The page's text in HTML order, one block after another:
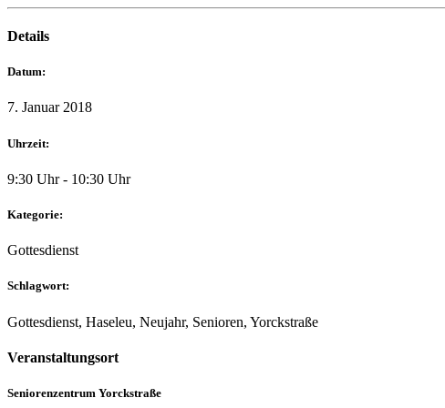
Details
Datum:
7. Januar 2018
Uhrzeit:
9:30 Uhr - 10:30 Uhr
Kategorie:
Gottesdienst
Schlagwort:
Gottesdienst, Haseleu, Neujahr, Senioren, Yorckstraße
Veranstaltungsort
Seniorenzentrum Yorckstraße